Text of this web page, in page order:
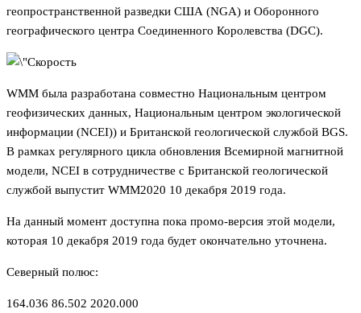
геопространственной разведки США (NGA) и Оборонного
географического центра Соединенного Королевства (DGC).
WMM была разработана совместно Национальным центром
геофизических данных, Национальным центром экологической
информации (NCEI)) и Британской геологической службой BGS.
В рамках регулярного цикла обновления Всемирной магнитной
модели, NCEI в сотрудничестве с Британской геологической
службой выпустит WMM2020 10 декабря 2019 года.
На данный момент доступна пока промо-версия этой модели,
которая 10 декабря 2019 года будет окончательно уточнена.
Северный полюс:
164.036 86.502 2020.000